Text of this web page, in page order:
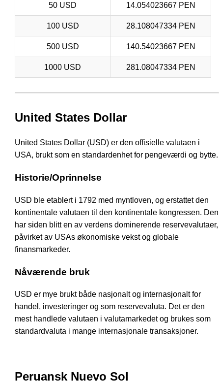
50 USD 14.054023667 PEN
100 USD 28.108047334 PEN
500 USD 140.54023667 PEN
1000 USD 281.08047334 PEN
United States Dollar
United States Dollar (USD) er den offisielle valutaen i
USA, brukt som en standardenhet for pengeværdi og bytte.
Historie/Oprinnelse
USD ble etablert i 1792 med myntloven, og erstattet den
kontinentale valutaen til den kontinentale kongressen. Den
har siden blitt en av verdens dominerende reservevalutaer,
påvirket av USAs økonomiske vekst og globale
finansmarkeder.
Nåværende bruk
USD er mye brukt både nasjonalt og internasjonalt for
handel, investeringer og som reservevaluta. Det er den
mest handlede valutaen i valutamarkedet og brukes som
standardvaluta i mange internasjonale transaksjoner.
Peruansk Nuevo Sol